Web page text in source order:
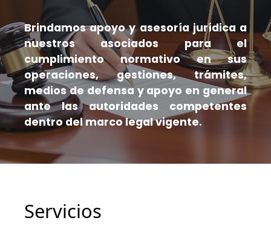
Brindamos apoyo y asesoría jurídica a
nuestros asociados para el
cumplimiento normativo en sus
operaciones, gestiones, trámites,
medios de defensa y apoyo en general
ante las autoridades competentes
dentro del marco legal vigente.
Servicios